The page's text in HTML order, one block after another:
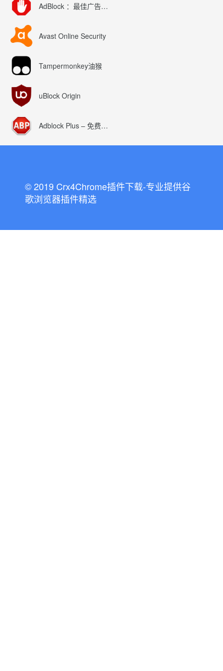
AdBlock ：最佳广告拦截工具
Avast Online Security
Tampermonkey油猴
uBlock Origin
Adblock Plus – 免费的广告拦截器
© 2019 Crx4Chrome插件下载-专业提供谷
歌浏览器插件精选